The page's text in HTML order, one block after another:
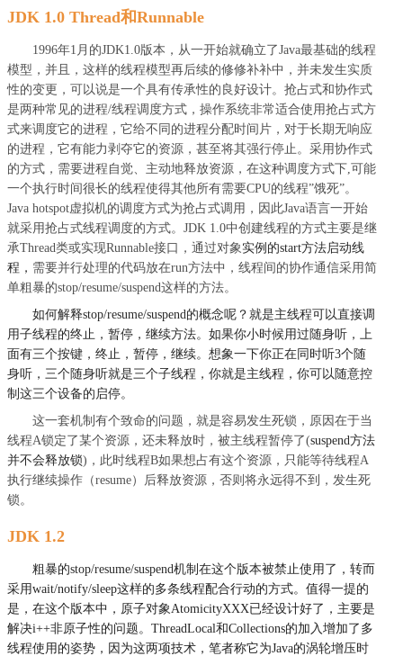
JDK 1.0 Thread和Runnable
1996年1月的JDK1.0版本，从一开始就确立了Java最基础的线程
模型，并且，这样的线程模型再后续的修修补补中，并未发生实质
性的变更，可以说是一个具有传承性的良好设计。抢占式和协作式
是两种常见的进程/线程调度方式，操作系统非常适合使用抢占式方
式来调度它的进程，它给不同的进程分配时间片，对于长期无响应
的进程，它有能力剥夺它的资源，甚至将其强行停止。采用协作式
的方式，需要进程自觉、主动地释放资源，在这种调度方式下,可能
一个执行时间很长的线程使得其他所有需要CPU的线程”饿死”。
Java hotspot虚拟机的调度方式为抢占式调用，因此Java语言一开始
就采用抢占式线程调度的方式。JDK 1.0中创建线程的方式主要是继
承Thread类或实现Runnable接口，通过对象 实例的start方法启动线
程， 需要并行处理的代码放在run方法中，线程间的协作通信采用简
单粗暴的stop/resume/suspend这样的方法。
如何解释stop/resume/suspend的概念呢？就是主线程可以直接调
用子线程的终止，暂停，继续方法。如果你小时候用过随身听，上
面有三个按键，终止，暂停，继续。想象一下你正在同时听3个随
身听，三个随身听就是三个子线程，你就是主线程，你可以随意控
制这三个设备的启停。
这一套机制有个致命的问题，就是容易发生死锁，原因在于当
线程A锁定了某个资源，还未释放时，被主线程暂停了(suspend方法
并不会释放锁)，此时线程B如果想占有这个资源，只能等待线程A
执行继续操作（resume）后释放资源，否则将永远得不到，发生死
锁。
JDK 1.2
粗暴的stop/resume/suspend机制在这个版本被禁止使用了， 转而
采用wait/notify/sleep这样的多条线程配合行动的方式。值得一提的
是，在这个版本中，原子对象AtomicityXXX已经设计好了，主要是
解决i++非原子性的问题。ThreadLocal和Collections的加入增加了多
线程使用的姿势，因为这两项技术，笔者称它为Java的涡轮增压时